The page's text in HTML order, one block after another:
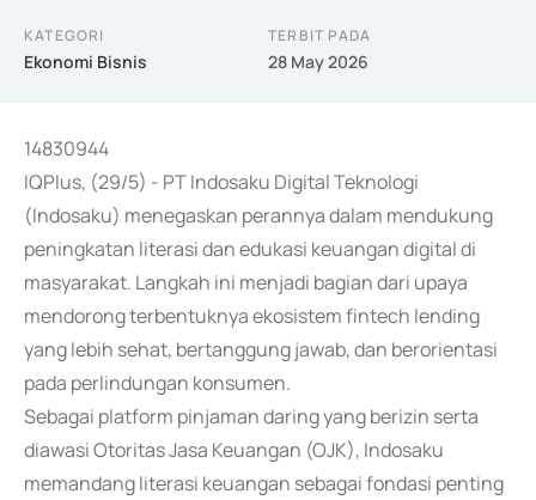
KATEGORI
Ekonomi Bisnis
TERBIT PADA
28 May 2026
14830944
IQPlus, (29/5) - PT Indosaku Digital Teknologi
(Indosaku) menegaskan perannya dalam mendukung
peningkatan literasi dan edukasi keuangan digital di
masyarakat. Langkah ini menjadi bagian dari upaya
mendorong terbentuknya ekosistem fintech lending
yang lebih sehat, bertanggung jawab, dan berorientasi
pada perlindungan konsumen.
Sebagai platform pinjaman daring yang berizin serta
diawasi Otoritas Jasa Keuangan (OJK), Indosaku
memandang literasi keuangan sebagai fondasi penting